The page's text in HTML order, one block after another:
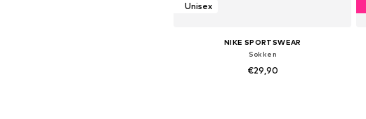
Unisex
NIKE SPORTSWEAR
Sokken
€29,90